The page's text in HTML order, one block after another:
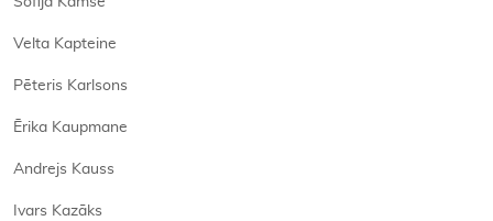
Velta Kapteine
Pēteris Karlsons
Ērika Kaupmane
Andrejs Kauss
Ivars Kazāks